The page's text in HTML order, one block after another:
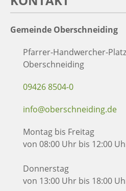
Gemeinde Oberschneiding
Pfarrer-Handwercher-
Oberschneiding
09426 8504-0
info@oberschneiding.de
Montag bis Freitag
von 08:00 Uhr bis 12:00
Donnerstag
von 13:00 Uhr bis 18:00